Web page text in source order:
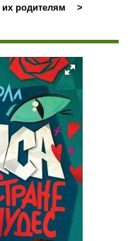
родителям
>